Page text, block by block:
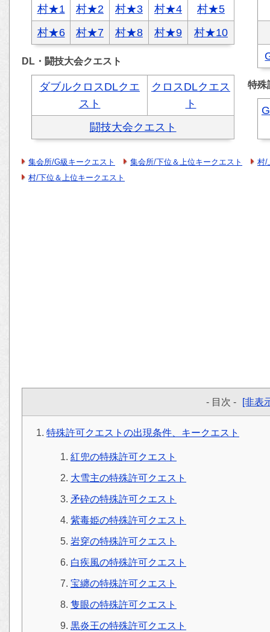
村★1 村★2 村★3 村★4
村★5
村★6
村★7 村★8 村★9 村★10
DL・闘技大会クエスト
ダブルクロスDLクエ
スト
クロスDLクエス
ト
闘技大会クエスト
特殊
集会所/G級キークエスト 集会所/下位＆上位キークエスト
村/
村/下位＆上位キークエスト
- 目次 - [非表
特殊許可クエストの出現条件、キークエスト
紅兜の特殊許可クエスト
大雪主の特殊許可クエスト
矛砕の特殊許可クエスト
紫毒姫の特殊許可クエスト
岩穿の特殊許可クエスト
白疾風の特殊許可クエスト
宝纏の特殊許可クエスト
隻眼の特殊許可クエスト
黒炎王の特殊許可クエスト